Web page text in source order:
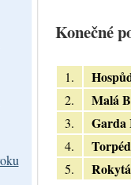
Konečné
1.
2. Malá
3. Garda
4.
5. Rokytá